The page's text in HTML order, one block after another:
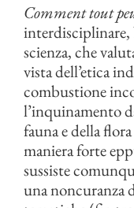
Comment tout
interdisciplinare,
scienza, che
vista dell’etica
combustione
l’inquinamento
fauna e della
maniera forte
sussiste
una noncuranza